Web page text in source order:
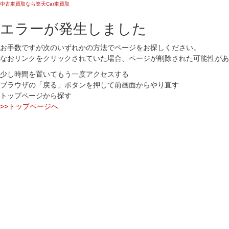
中古車買取なら楽天Car車買取
エラーが発生しました
お手数ですが次のいずれかの方法でページをお探しください。
なおリンクをクリックされていた場合、ページが削除された可能性が
少し時間を置いてもう一度アクセスする
ブラウザの「戻る」ボタンを押して前画面からやり直す
トップページから探す
>>トップページへ